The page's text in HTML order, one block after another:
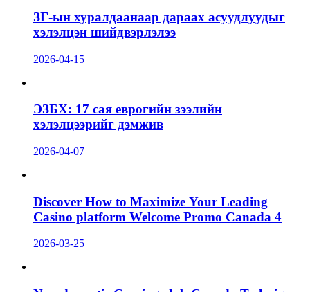
ЗГ-ын хуралдаанаар дараах асуудлуудыг
хэлэлцэн шийдвэрлэлээ
2026-04-15
ЭЗБХ: 17 сая еврогийн зээлийн
хэлэлцээрийг дэмжив
2026-04-07
Discover How to Maximize Your Leading
Casino platform Welcome Promo Canada 4
2026-03-25